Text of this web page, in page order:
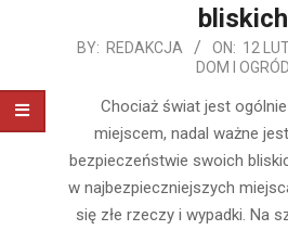
bliskich
2020-
BY: REDAKCJA ON: 12
DOM I OGRÓD
Chociaż świat jest
miejscem, nadal ważne
bezpieczeństwie swoich
w najbezpieczniejszych
się złe rzeczy i wypadki. Na